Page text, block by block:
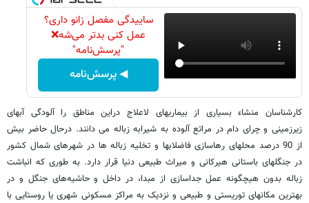
ساییدگی مفصل زانو داری؟
عمل کنی بدتر می‌شه❌
"پرسش‌نامه"
◀ پرسش‌نامه
کارشناسان منشاء بسیاری از بیماریهای لاعلاج دراین مناطق را آلودگی آبهای
زیرزمینی و چرای دام در مراتع آلوده به شیرابه زباله می دانند. درحال حاضر بیش
از 90 درصد محلهای رهاسازی فاضلابها و تخلیه زباله ها در شهرهای شمال کشور
در جنگلهای باستانی هیرکانی و میراث طبیعی دنیا قرار دارد. به طوری که انباشت
زباله بدون هیچگونه عمل جداسازی از مبدا، در داخل و حاشیه‌های جنگل و در
بهترین مکانهای توریستی و طبیعی و نزدیک به مراکز مسکونی شهری یا روستایی با